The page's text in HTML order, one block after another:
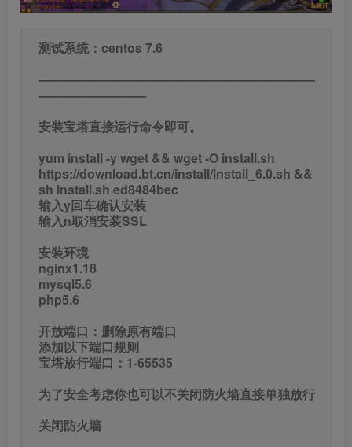
测试系统：centos 7.6
——————————————————————
————————–
安装宝塔直接运行命令即可。
yum install -y wget && wget -O install.sh
https://download.bt.cn/install/install_6.0.sh &&
sh install.sh ed8484bec
输入y回车确认安装
输入n取消安装SSL
安装环境
nginx1.18
mysql5.6
php5.6
开放端口：删除原有端口
添加以下端口规则
宝塔放行端口：1-65535
为了安全考虑你也可以不关闭防火墙直接单独放行
关闭防火墙